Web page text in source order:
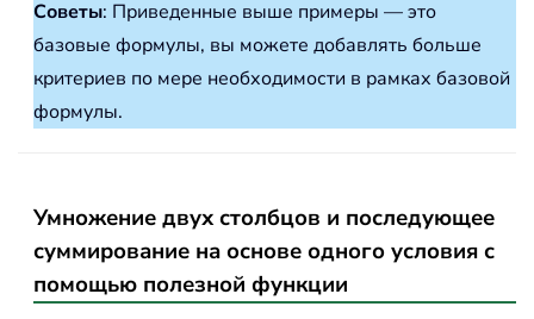
Советы: Приведенные выше примеры — это
базовые формулы, вы можете добавлять больше
критериев по мере необходимости в рамках базовой
формулы.
Умножение двух столбцов и последующее
суммирование на основе одного условия с
помощью полезной функции